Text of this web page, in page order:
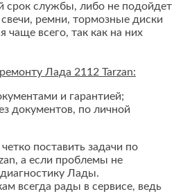
срок службы, либо не подойдет
ремни, тормозные диски
всего, так как на них
Лада 2112 Tarzan:
и гарантией;
документов, по личной
поставить задачи по
а если проблемы не
Лады.
всегда рады в сервисе, ведь